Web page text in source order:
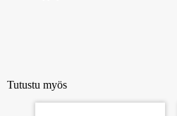
Tutustu myös